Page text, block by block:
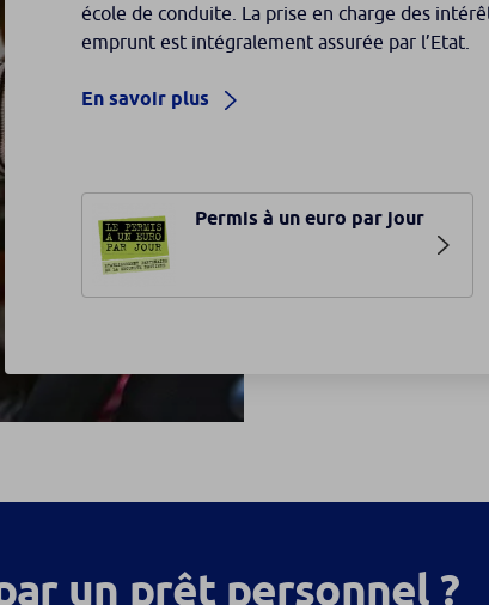
école de conduite. La prise en charge des
emprunt est intégralement assurée par l’Etat.
En savoir plus
Permis à un euro par jour
un prêt personnel ?